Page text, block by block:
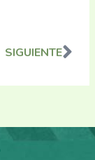
SIGUIENTE